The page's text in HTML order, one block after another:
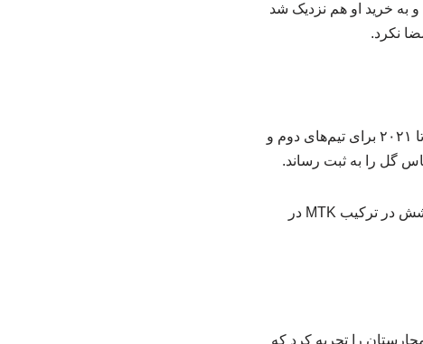
و به خرید او هم نزدیک شد
نکرد.
دنیل گرا فوتبال خود را از آکادمی تیم‌های MTK و واشاش مجارستان آغاز کرد و از سال ۲۰۱۴ تا ۲۰۲۱ برای تیم‌های دوم و
این مدافع ۳۰ ساله در این مدت با تیمش ۳ بار قهرمان سطح دوم مجارستان شد و پس از درخشش در ترکیب MTK در
را تجربه کرد که